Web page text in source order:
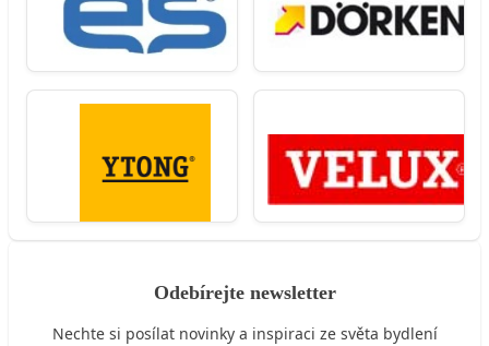
Odebírejte newsletter
Nechte si posílat novinky a inspiraci ze světa bydlení